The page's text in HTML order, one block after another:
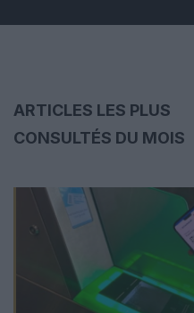
ARTICLES LES PLUS
CONSULTÉS DU MOIS